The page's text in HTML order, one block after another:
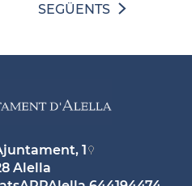
SEGÜENTS
1
Alella